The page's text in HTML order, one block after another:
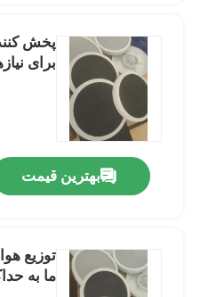
کنترل کیفیت
با ما تماس بگیرید
اخبار
درخواست نقل قول
پخش
برای
بهترین قیمت
توزیع
ما به